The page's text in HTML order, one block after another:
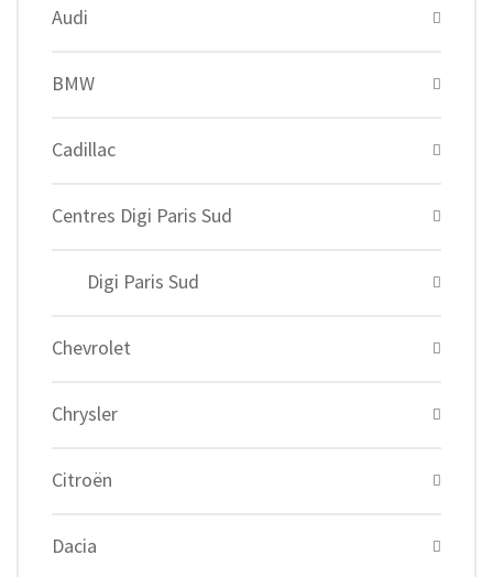
Audi
BMW
Cadillac
Centres Digi Paris Sud
Digi Paris Sud
Chevrolet
Chrysler
Citroën
Dacia